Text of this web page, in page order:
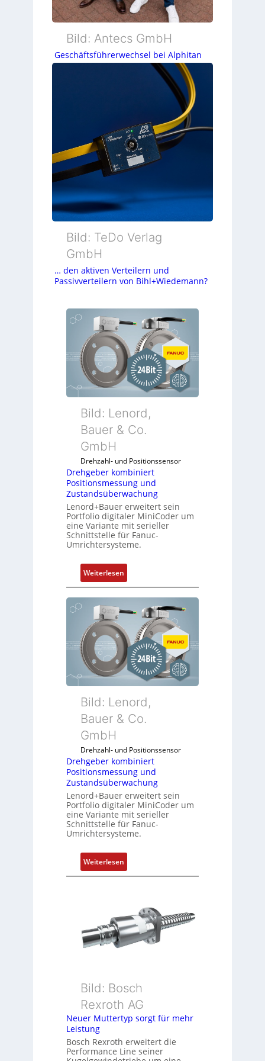
Bild: Antecs GmbH
Geschäftsführerwechsel bei Alphitan
Bild: TeDo Verlag
GmbH
… den aktiven Verteilern und
Passivverteilern von Bihl+Wiedemann?
Bild: Lenord,
Bauer & Co.
GmbH
Drehzahl- und Positionssensor
Drehgeber kombiniert
Positionsmessung und
Zustandsüberwachung
Lenord+Bauer erweitert sein
Portfolio digitaler MiniCoder um
eine Variante mit serieller
Schnittstelle für Fanuc-
Umrichtersysteme.
Weiterlesen:
D
r
e
g
e
b
e
r
o
m
n
i
e
r
t
P
o
t
s
m
e
n
u
d
Z
Bild: Lenord,
Bauer & Co.
GmbH
Drehzahl- und Positionssensor
Drehgeber kombiniert
Positionsmessung und
Zustandsüberwachung
Lenord+Bauer erweitert sein
Portfolio digitaler MiniCoder um
eine Variante mit serieller
Schnittstelle für Fanuc-
Umrichtersysteme.
Weiterlesen:
D
g
e
b
k
m
b
n
Bild: Bosch
Rexroth AG
Neuer Muttertyp sorgt für mehr
Leistung
Bosch Rexroth erweitert die
Performance Line seiner